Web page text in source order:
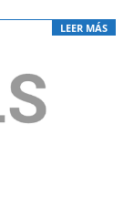
LEER MÁS